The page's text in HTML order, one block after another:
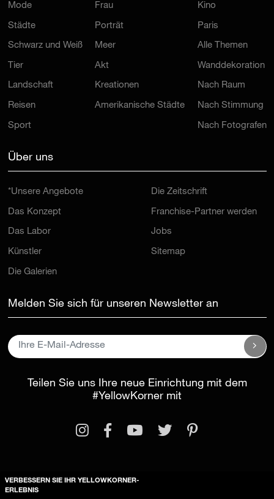
Mode
Städte
Schwarz und Weiß
Tier
Landschaft
Reisen
Sport
Frau
Porträt
Meer
Akt
Kreationen
Amerikanische Städte
Kino
Paris
Alle Themen
Wanddekoration
Nach Raum
Nach Stimmung
Nach Fotografen
Über uns
*Unsere Angebote
Das Konzept
Das Labor
Künstler
Die Galerien
Die Zeitschrift
Franchise-Partner werden
Jobs
Sitemap
Melden Sie sich für unseren Newsletter an
Teilen Sie uns Ihre neue Einrichtung mit dem
#YellowKorner mit
VERBESSERN SIE IHR YELLOWKORNER-
ERLEBNIS